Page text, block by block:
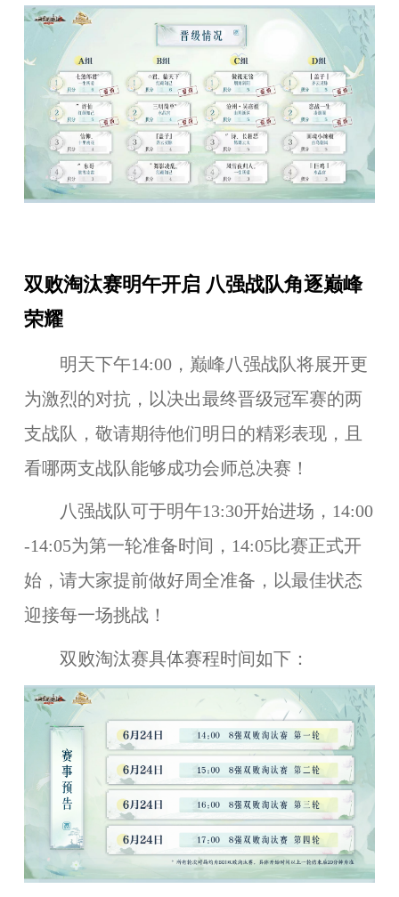
双败淘汰赛明午开启 八强战队角逐巅峰
荣耀
明天下午14:00，巅峰八强战队将展开更
为激烈的对抗，以决出最终晋级冠军赛的两
支战队，敬请期待他们明日的精彩表现，且
看哪两支战队能够成功会师总决赛！
八强战队可于明午13:30开始进场，14:00
-14:05为第一轮准备时间，14:05比赛正式开
始，请大家提前做好周全准备，以最佳状态
迎接每一场挑战！
双败淘汰赛具体赛程时间如下：